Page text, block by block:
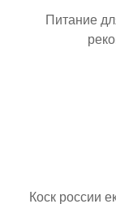
Питание
Коск россии